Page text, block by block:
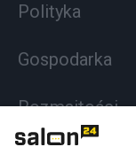
Polityka
Gospodarka
Rozmaitości